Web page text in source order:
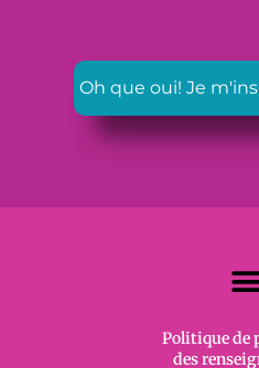
Oh que oui! Je
Politique de
des